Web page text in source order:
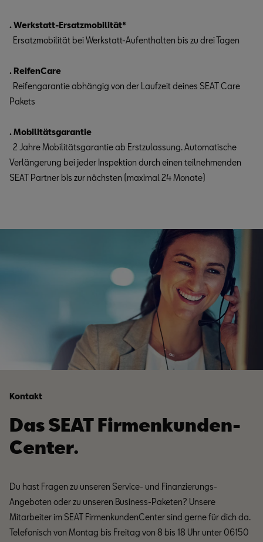
.Werkstatt-Ersatzmobilität⁸
Ersatzmobilität bei Werkstatt-Aufenthalten bis zu drei Tagen
. ReifenCare
Reifengarantie abhängig von der Laufzeit deines SEAT Care
Pakets
.Mobilitätsgarantie
2 Jahre Mobilitätsgarantie ab Erstzulassung. Automatische
Verlängerung bei jeder Inspektion durch einen teilnehmenden
SEAT Partner bis zur nächsten (maximal 24 Monate)
Kontakt
Das SEAT Firmenkunden­­
Center.
Du hast Fragen zu unseren Service- und Finanzierungs-
Angeboten oder zu unseren Business-Paketen? Unsere
Mitarbeiter im SEAT FirmenkundenCenter sind gerne für dich da.
Telefonisch von Montag bis Freitag von 8 bis 18 Uhr unter 06150